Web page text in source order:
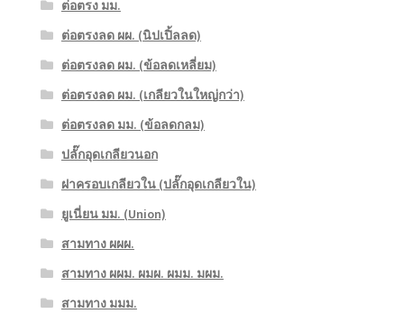
ต่อตรง มม.
ต่อตรงลด ผผ. (นิปเปิ้ลลด)
ต่อตรงลด ผม. (ข้อลดเหลี่ยม)
ต่อตรงลด ผม. (เกลียวในใหญ่กว่า)
ต่อตรงลด มม. (ข้อลดกลม)
ปลั๊กอุดเกลียวนอก
ฝาครอบเกลียวใน (ปลั๊กอุดเกลียวใน)
ยูเนี่ยน มม. (Union)
สามทาง ผผผ.
สามทาง ผผม. ผมผ. ผมม. มผม.
สามทาง มมม.